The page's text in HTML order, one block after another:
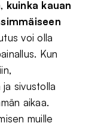
kuinka kauan
voi olla
Kun
sivustolla
aikaa.
muille